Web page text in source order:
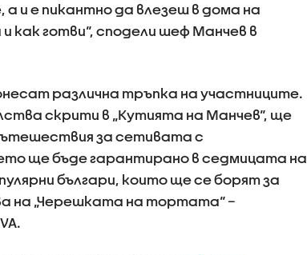
и е пикантно да влезеш в дома на
как готви“, сподели шеф Манчев в
различна тръпка на участниците.
скрити в „Кутията на Манчев“, ще
за сетивата с
ще бъде гарантирано в седмицата на
българи, които ще се борят за
на „Черешката на тортата“ –